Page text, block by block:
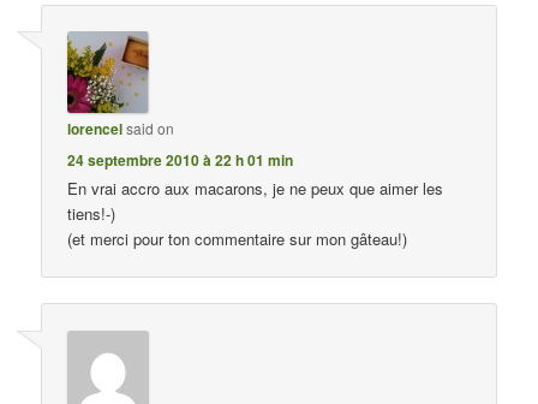
lorencelsaid on
24 septembre 2010 à 22 h 01 min
En vrai accro aux macarons, je ne peux que aimer les
tiens!-)
(et merci pour ton commentaire sur mon gâteau!)